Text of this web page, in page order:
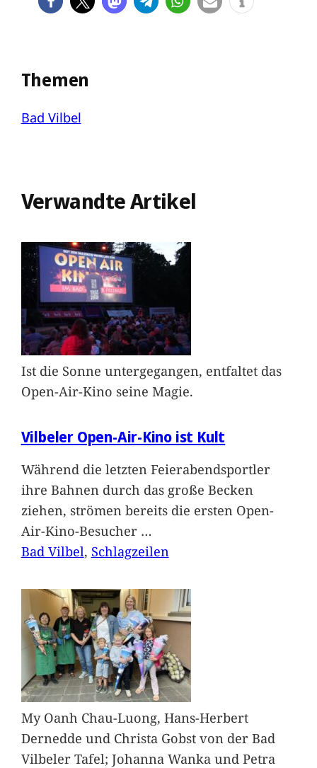
Themen
Bad Vilbel
Verwandte Artikel
Ist die Sonne untergegangen, entfaltet das
Open-Air-Kino seine Magie.
Vilbeler Open-Air-Kino ist Kult
Während die letzten Feierabendsportler
ihre Bahnen durch das große Becken
ziehen, strömen bereits die ersten Open-
Air-Kino-Besucher …
Bad Vilbel, Schlagzeilen
My Oanh Chau-Luong, Hans-Herbert
Dernedde und Christa Gobst von der Bad
Vilbeler Tafel; Johanna Wanka und Petra